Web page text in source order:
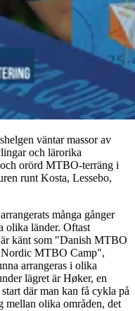
väntar massor av
och lärorika
orörd MTBO-terräng i
runt Kosta, Lessebo,
många gånger
olika länder. Oftast
känt som "Danish MTBO
MTBO Camp",
arrangeras i olika
lägret är Høker, en
där man kan få cykla på
mellan olika områden, det